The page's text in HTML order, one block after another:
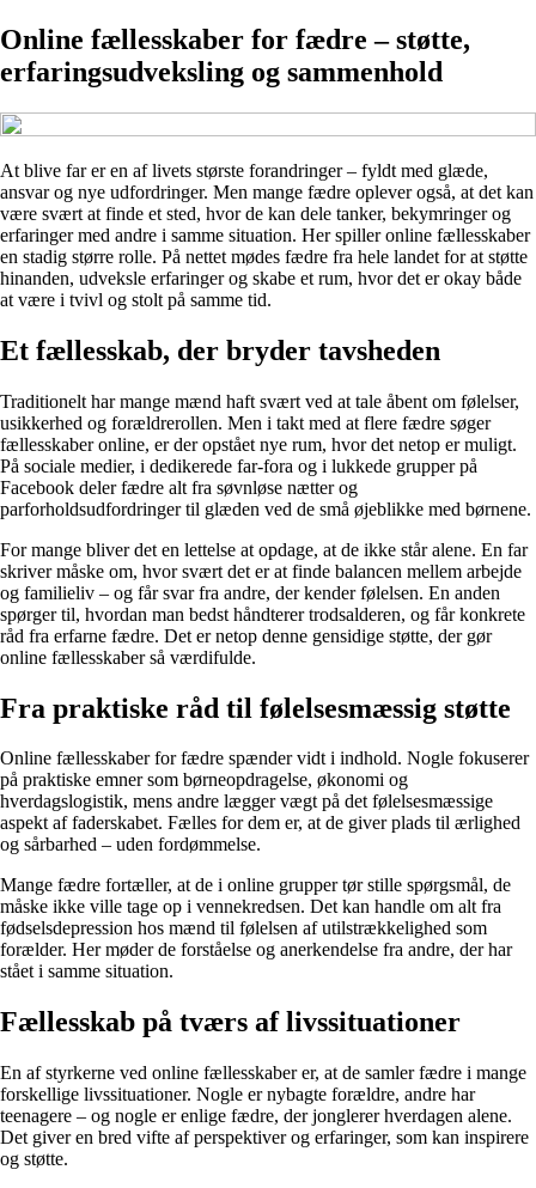
Online fællesskaber for fædre – støtte,
erfaringsudveksling og sammenhold
At blive far er en af livets største forandringer – fyldt med glæde,
ansvar og nye udfordringer. Men mange fædre oplever også, at det kan
være svært at finde et sted, hvor de kan dele tanker, bekymringer og
erfaringer med andre i samme situation. Her spiller online fællesskaber
en stadig større rolle. På nettet mødes fædre fra hele landet for at støtte
hinanden, udveksle erfaringer og skabe et rum, hvor det er okay både
at være i tvivl og stolt på samme tid.
Et fællesskab, der bryder tavsheden
Traditionelt har mange mænd haft svært ved at tale åbent om følelser,
usikkerhed og forældrerollen. Men i takt med at flere fædre søger
fællesskaber online, er der opstået nye rum, hvor det netop er muligt.
På sociale medier, i dedikerede far-fora og i lukkede grupper på
Facebook deler fædre alt fra søvnløse nætter og
parforholdsudfordringer til glæden ved de små øjeblikke med børnene.
For mange bliver det en lettelse at opdage, at de ikke står alene. En far
skriver måske om, hvor svært det er at finde balancen mellem arbejde
og familieliv – og får svar fra andre, der kender følelsen. En anden
spørger til, hvordan man bedst håndterer trodsalderen, og får konkrete
råd fra erfarne fædre. Det er netop denne gensidige støtte, der gør
online fællesskaber så værdifulde.
Fra praktiske råd til følelsesmæssig støtte
Online fællesskaber for fædre spænder vidt i indhold. Nogle fokuserer
på praktiske emner som børneopdragelse, økonomi og
hverdagslogistik, mens andre lægger vægt på det følelsesmæssige
aspekt af faderskabet. Fælles for dem er, at de giver plads til ærlighed
og sårbarhed – uden fordømmelse.
Mange fædre fortæller, at de i online grupper tør stille spørgsmål, de
måske ikke ville tage op i vennekredsen. Det kan handle om alt fra
fødselsdepression hos mænd til følelsen af utilstrækkelighed som
forælder. Her møder de forståelse og anerkendelse fra andre, der har
stået i samme situation.
Fællesskab på tværs af livssituationer
En af styrkerne ved online fællesskaber er, at de samler fædre i mange
forskellige livssituationer. Nogle er nybagte forældre, andre har
teenagere – og nogle er enlige fædre, der jonglerer hverdagen alene.
Det giver en bred vifte af perspektiver og erfaringer, som kan inspirere
og støtte.